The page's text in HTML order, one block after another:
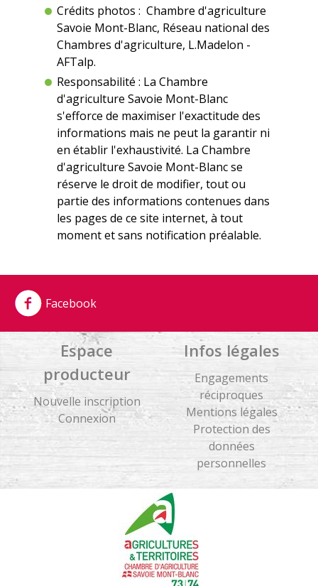
Crédits photos : Chambre d'agriculture
Savoie Mont-Blanc, Réseau national des
Chambres d'agriculture, L.Madelon -
AFTalp.
Responsabilité : La Chambre
d'agriculture Savoie Mont-Blanc
s'efforce de maximiser l'exactitude des
informations mais ne peut la garantir ni
en établir l'exhaustivité. La Chambre
d'agriculture Savoie Mont-Blanc se
réserve le droit de modifier, tout ou
partie des informations contenues dans
les pages de ce site internet, à tout
moment et sans notification préalable.
Facebook
Infos légales
Engagements
réciproques
Mentions légales
Protection des
données
personnelles
Espace
producteur
Nouvelle inscription
Connexion